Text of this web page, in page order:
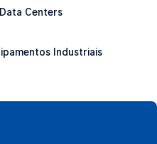
Centers
Industriais